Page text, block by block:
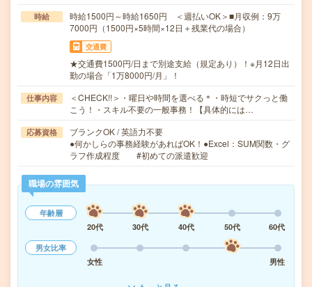
時給
時給1500円～時給1650円 ＜週払いOK＞■月収例：9万
7000円（1500円×5時間×12日＋残業代の場合）
交通費
★交通費1500円/日まで別途支給（規定あり）！※月12日出
勤の場合「1万8000円/月」！
仕事内容
＜CHECK!!＞・曜日や時間を選べる＊・時短でサクっと働
こう！・スキル不要の一般事務！【具体的には…
応募資格
ブランクOK / 英語力不要
●何かしらの事務経験があればOK！●Excel：SUM関数・グ
ラフ作成程度 #初めての派遣歓迎
職場の雰囲気
年齢層
20代
30代 40代 50代
60代
男女比率
女性
男性